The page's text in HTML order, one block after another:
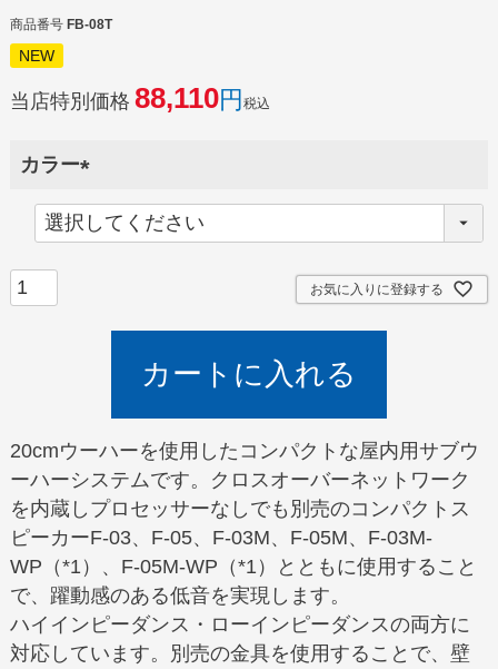
商品番号 FB-08T
NEW
当店特別価格 88,110 税込
カラー
(
必
お気に入りに登録する
カートに入れる
20cmウーハーを使用したコンパクトな屋内用サブウ
ーハーシステムです。クロスオーバーネットワーク
を内蔵しプロセッサーなしでも別売のコンパクトス
ピーカーF-03、F-05、F-03M、F-05M、F-03M-
WP（*1）、F-05M-WP（*1）とともに使用すること
で、躍動感のある低音を実現します。
ハイインピーダンス・ローインピーダンスの両方に
対応しています。別売の金具を使用することで、壁